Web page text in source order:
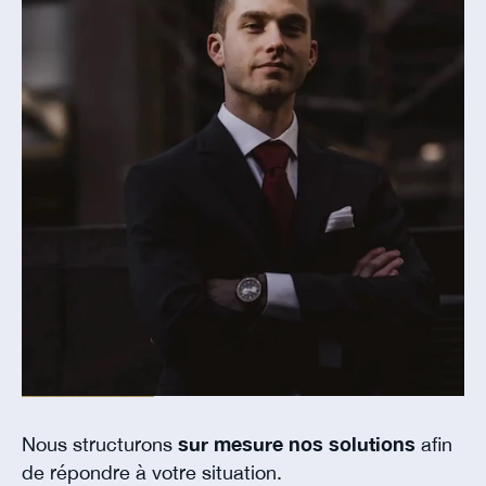
Nous structurons sur mesure nos solutions afin
de répondre à votre situation.